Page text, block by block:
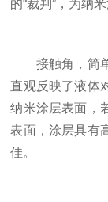
的“裁判”，为纳
接触角，简单
直观反映了液体
纳米涂层表面，
表面，涂层具有
佳。